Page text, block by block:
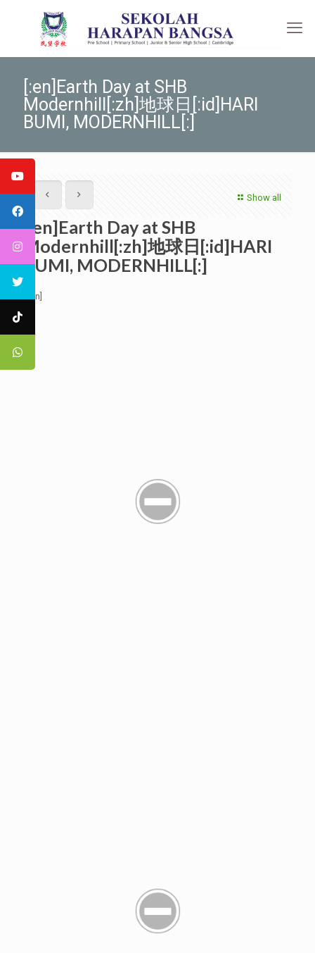
[:en]Earth Day at SHB
Modernhill[:zh]地球日[:id]HARI
BUMI, MODERNHILL[:]
Show all
[:en]Earth Day at SHB
Modernhill[:zh]地球日[:id]HARI
BUMI, MODERNHILL[:]
[:en]